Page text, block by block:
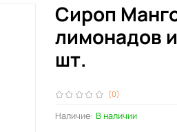
(0)
Наличие: В наличии
Сироп
лимонадов
шт.